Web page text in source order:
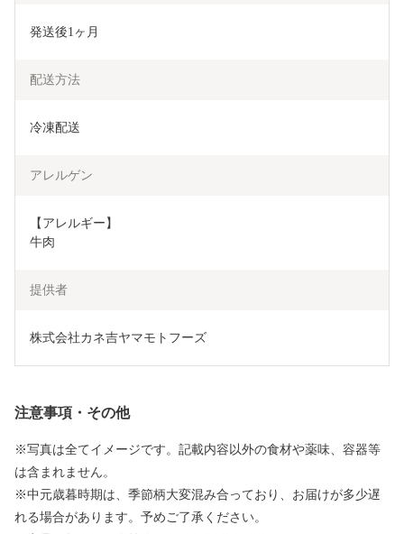
発送後1ヶ月
配送方法
冷凍配送
アレルゲン
【アレルギー】
牛肉
提供者
株式会社カネ吉ヤマモトフーズ
注意事項・その他
※写真は全てイメージです。記載内容以外の食材や薬味、容器等
は含まれません。
※中元歳暮時期は、季節柄大変混み合っており、お届けが多少遅
れる場合があります。予めご了承ください。